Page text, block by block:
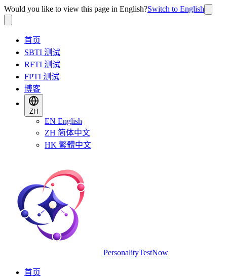
Would you like to view this page in English?Switch to English
首页
SBTI 测试
RFTI 测试
FPTI 测试
博客
ZH
EN English
ZH 简体中文
HK 繁體中文
PersonalityTestNow
首页